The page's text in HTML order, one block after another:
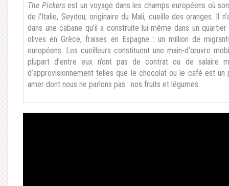
The Pickersest un voyage dans les champs européens où
de l’Italie, Seydou, originaire du Mali, cueille des oranges. Il
dans une cabane qu’il a construite lui-même dans un
olives en Grèce, fraises en Espagne : un million de
européens. Les cueilleurs constituent une main-d’œuvre
plupart d’entre eux n’ont pas de contrat ou de salaire
d’approvisionnement telles que le chocolat ou le café est
amer dont nous ne parlons pas : nos fruits et légumes.